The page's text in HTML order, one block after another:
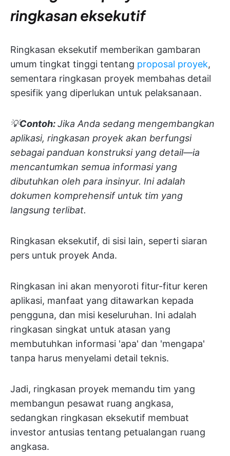
ringkasan eksekutif
Ringkasan eksekutif memberikan gambaran
umum tingkat tinggi tentang proposal proyek,
sementara ringkasan proyek membahas detail
spesifik yang diperlukan untuk pelaksanaan.
💡Contoh:Jika Anda sedang mengembangkan
aplikasi, ringkasan proyek akan berfungsi
sebagai panduan konstruksi yang detail—ia
mencantumkan semua informasi yang
dibutuhkan oleh para insinyur. Ini adalah
dokumen komprehensif untuk tim yang
langsung terlibat.
Ringkasan eksekutif, di sisi lain, seperti siaran
pers untuk proyek Anda.
Ringkasan ini akan menyoroti fitur-fitur keren
aplikasi, manfaat yang ditawarkan kepada
pengguna, dan misi keseluruhan. Ini adalah
ringkasan singkat untuk atasan yang
membutuhkan informasi 'apa' dan 'mengapa'
tanpa harus menyelami detail teknis.
Jadi, ringkasan proyek memandu tim yang
membangun pesawat ruang angkasa,
sedangkan ringkasan eksekutif membuat
investor antusias tentang petualangan ruang
angkasa.